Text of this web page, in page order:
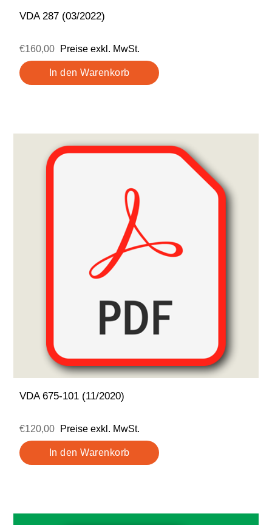
VDA 287 (03/2022)
€160,00 Preise exkl. MwSt.
VDA 675-101 (11/2020)
€120,00 Preise exkl. MwSt.